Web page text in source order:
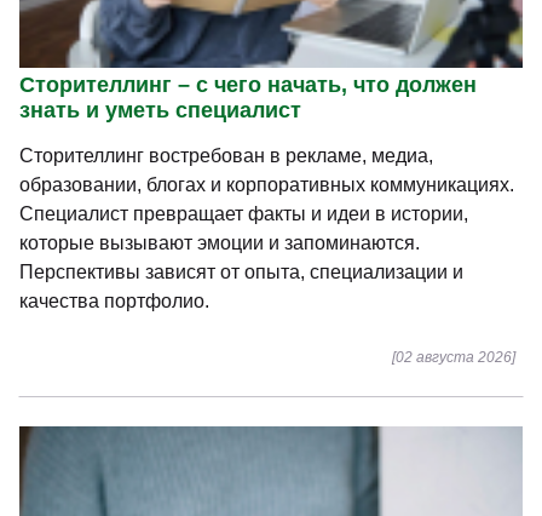
Сторителлинг – с чего начать, что должен
знать и уметь специалист
Сторителлинг востребован в рекламе, медиа,
образовании, блогах и корпоративных коммуникациях.
Специалист превращает факты и идеи в истории,
которые вызывают эмоции и запоминаются.
Перспективы зависят от опыта, специализации и
качества портфолио.
[02 августа 2026]